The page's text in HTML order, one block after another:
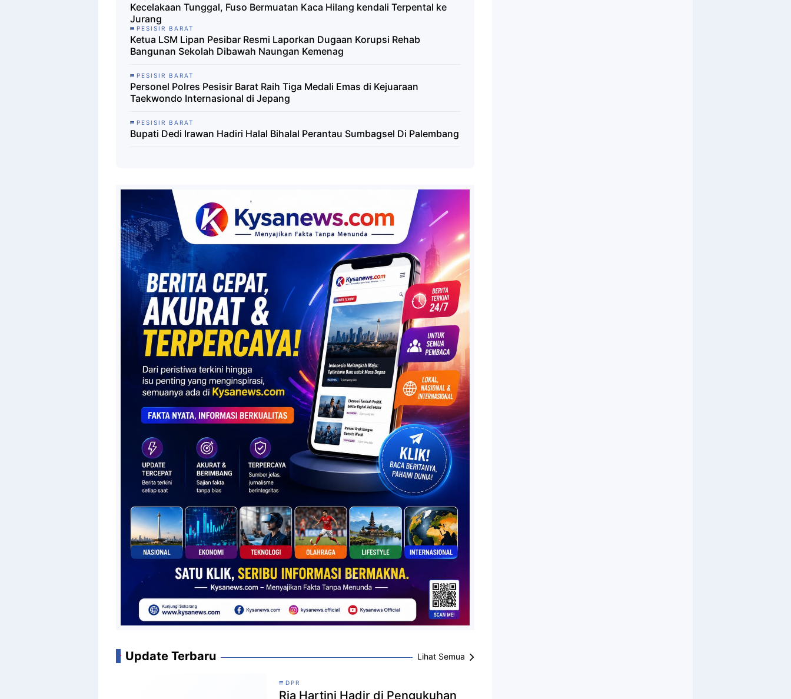
Kecelakaan Tunggal, Fuso Bermuatan Kaca Hilang kendali Terpental ke
Jurang
PESISIR BARAT
Ketua LSM Lipan Pesibar Resmi Laporkan Dugaan Korupsi Rehab
Bangunan Sekolah Dibawah Naungan Kemenag
PESISIR BARAT
Personel Polres Pesisir Barat Raih Tiga Medali Emas di Kejuaraan
Taekwondo Internasional di Jepang
PESISIR BARAT
Bupati Dedi Irawan Hadiri Halal Bihalal Perantau Sumbagsel Di Palembang
Update Terbaru Lihat Semua
DPR
Ria Hartini Hadir di Pengukuhan